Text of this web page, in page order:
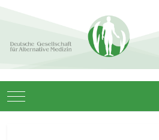
Mobile Menu Toggle